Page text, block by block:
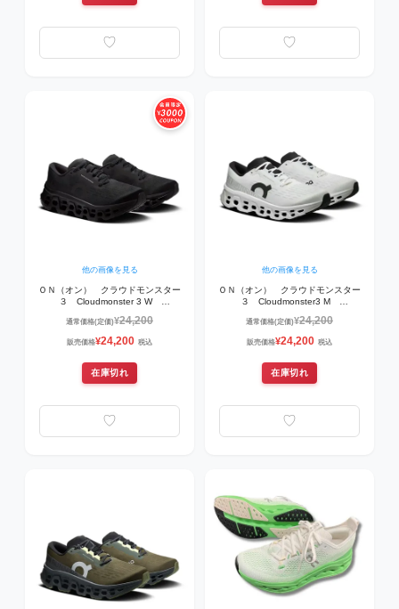
他の画像を見る
ＯＮ（オン） クラウドモンスター
３ Cloudmonster 3 W
グシューズ Black | Black
通常価格(定価)¥24,200
販売価格¥24,200 税込
在庫切れ
他の画像を見る
ＯＮ（オン） クラウドモンスター
３ Cloudmonster3 M
ズ White | White
通常価格(定価)¥24,200
販売価格¥24,200 税込
在庫切れ